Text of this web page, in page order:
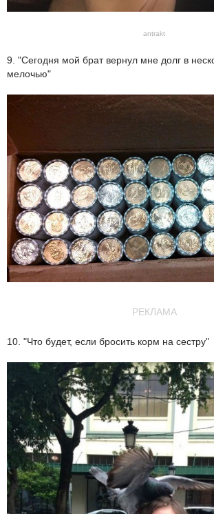
antrakt
9. "Сегодня мой брат вернул мне долг в
мелочью"
РЕКЛАМА
10. "Что будет, если бросить корм на сестру"